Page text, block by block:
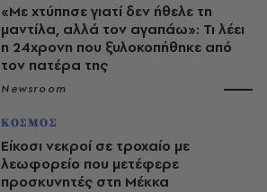
«Με χτύπησε γιατί δεν ήθελε τη
μαντίλα, αλλά τον αγαπάω»: Τι λέει
η 24χρονη που ξυλοκοπήθηκε από
τον πατέρα της
Newsroom
ΚΟΣΜΟΣ
Είκοσι νεκροί σε τροχαίο με
λεωφορείο που μετέφερε
προσκυνητές στη Μέκκα